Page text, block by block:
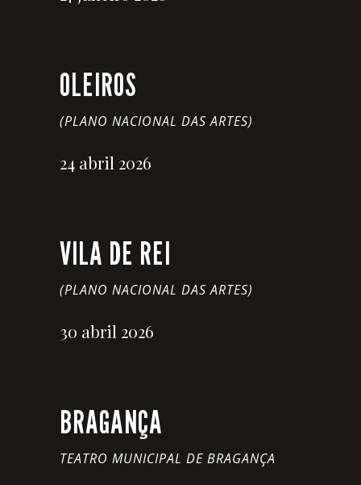
OLEIROS
(PLANO NACIONAL DAS ARTES)
24 abril 2026
VILA DE REI
(PLANO NACIONAL DAS ARTES)
30 abril 2026
BRAGANÇA
TEATRO MUNICIPAL DE BRAGANÇA